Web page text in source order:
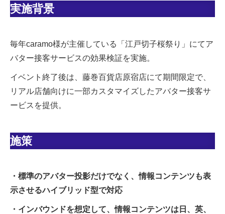
実施背景
毎年caramo様が主催している「江戸切子桜祭り」にてア
バター接客サービスの効果検証を実施。
イベント終了後は、藤巻百貨店原宿店にて期間限定で、
リアル店舗向けに一部カスタマイズしたアバター接客サ
ービスを提供。
施策
・標準のアバター投影だけでなく、情報コンテンツも表
示させるハイブリッド型で対応
・インバウンドを想定して、情報コンテンツは日、英、